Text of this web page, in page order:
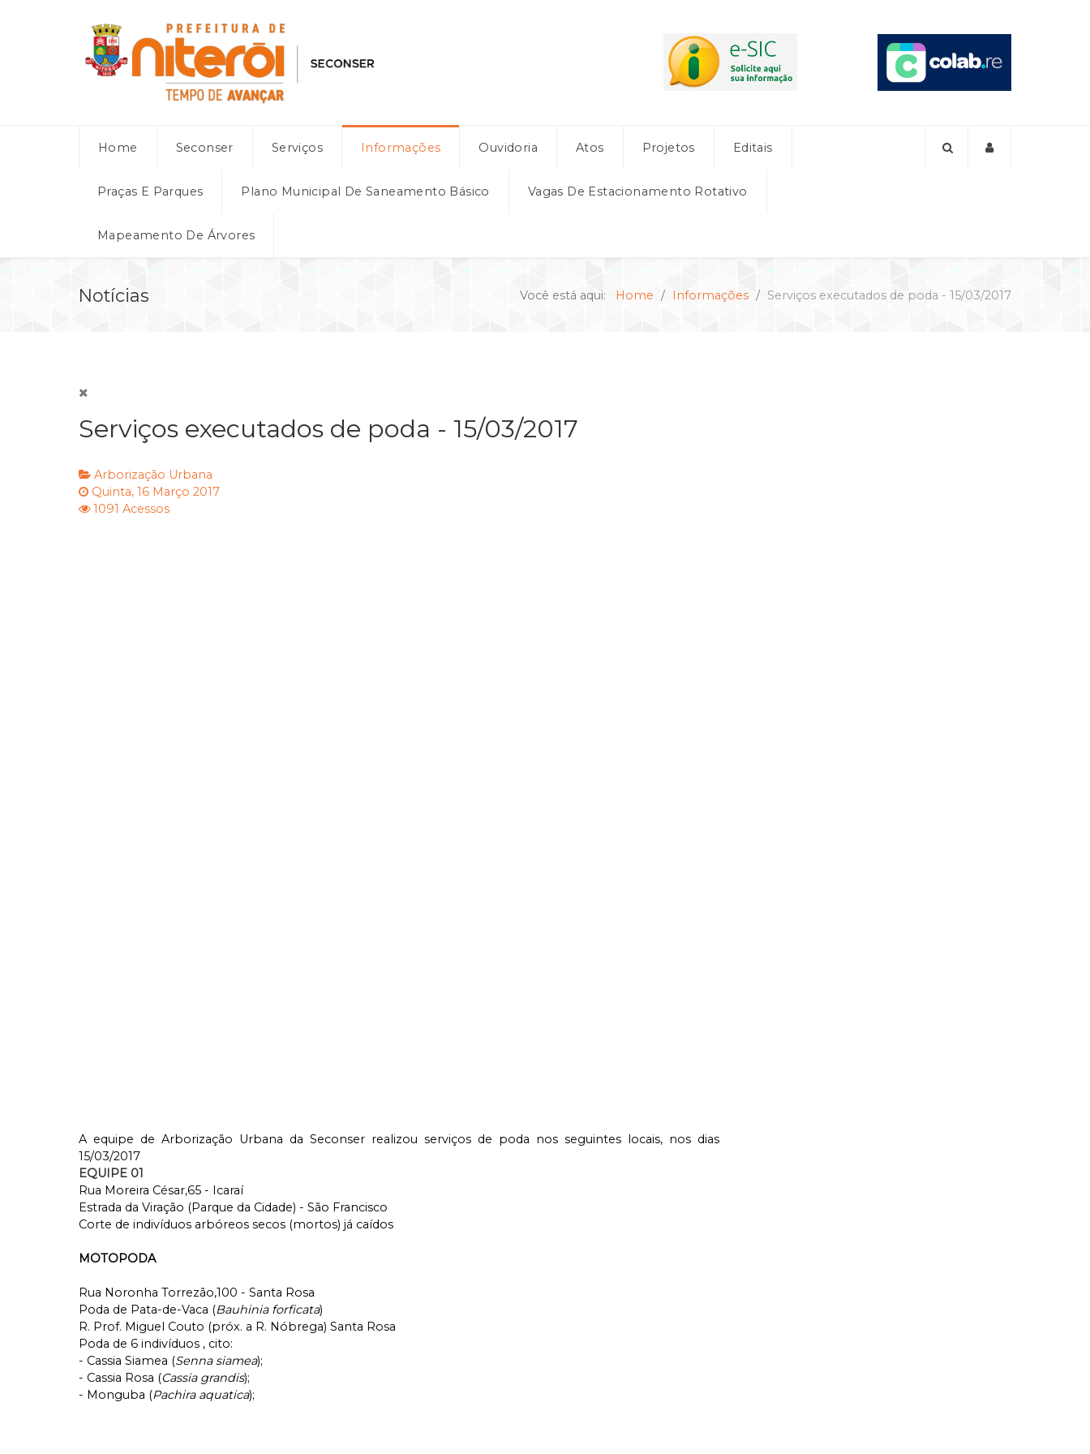
Home Seconser Serviços Informações Ouvidoria Atos Projetos Editais
Praças E Parques Plano Municipal De Saneamento Básico Vagas De Estacionamento Rotativo
Mapeamento De Árvores
Notícias Você está aqui: Home Informações Serviços executados de poda - 15/03/2017
Serviços executados de poda - 15/03/2017
Arborização Urbana
Quinta, 16 Março 2017
1091 Acessos
A equipe de Arborização Urbana da Seconser realizou serviços de poda nos seguintes locais, nos dias
15/03/2017
EQUIPE 01
Rua Moreira César,65 - Icaraí
Estrada da Viração (Parque da Cidade) - São Francisco
Corte de indivíduos arbóreos secos (mortos) já caídos
MOTOPODA
Rua Noronha Torrezão,100 - Santa Rosa
Poda de Pata-de-Vaca (Bauhinia forficata)
R. Prof. Miguel Couto (próx. a R. Nóbrega) Santa Rosa
Poda de 6 indivíduos , cito:
- Cassia Siamea (Senna siamea);
- Cassia Rosa (Cassia grandis);
- Monguba (Pachira aquatica);